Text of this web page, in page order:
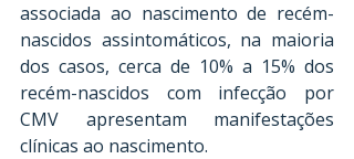
associada ao nascimento de recém-
nascidos assintomáticos, na maioria
dos casos, cerca de 10% a 15% dos
recém-nascidos com infecção por
CMV apresentam manifestações
clínicas ao nascimento.